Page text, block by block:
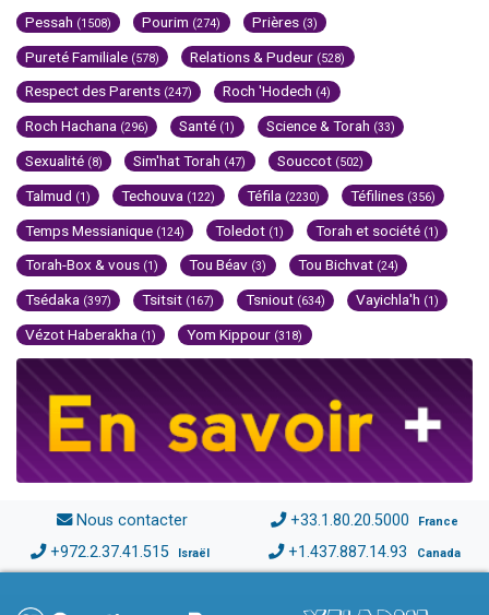
Pessah (1508) Pourim (274) Prières (3)
Pureté Familiale (578) Relations & Pudeur (528)
Respect des Parents (247) Roch 'Hodech (4)
Roch Hachana (296) Santé (1) Science & Torah (33)
Sexualité (8) Sim'hat Torah (47) Souccot (502)
Talmud (1) Techouva (122) Téfila (2230) Téfilines (356)
Temps Messianique (124) Toledot (1) Torah et société (1)
Torah-Box & vous (1) Tou Béav (3) Tou Bichvat (24)
Tsédaka (397) Tsitsit (167) Tsniout (634) Vayichla'h (1)
Vézot Haberakha (1) Yom Kippour (318)
Nous contacter +33.1.80.20.5000 France
+972.2.37.41.515 Israël +1.437.887.14.93 Canada